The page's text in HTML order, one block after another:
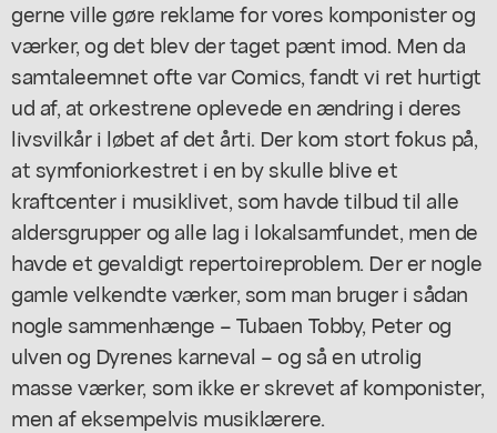
gerne ville gøre reklame for vores komponister og
værker, og det blev der taget pænt imod. Men da
samtaleemnet ofte varComics,fandt vi ret hurtigt
ud af, at orkestrene oplevede en ændring i deres
livsvilkår i løbet af det årti. Der kom stort fokus på,
at symfoniorkestret i en by skulle blive et
kraftcenter i musiklivet, som havde tilbud til alle
aldersgrupper og alle lag i lokalsamfundet, men de
havde et gevaldigt repertoireproblem. Der er nogle
gamle velkendte værker, som man bruger i sådan
nogle sammenhænge –Tubaen Tobby, Peter og
ulvenog Dyrenes karneval – og så en utrolig
masse værker, som ikke er skrevet af komponister,
men af eksempelvis musiklærere.